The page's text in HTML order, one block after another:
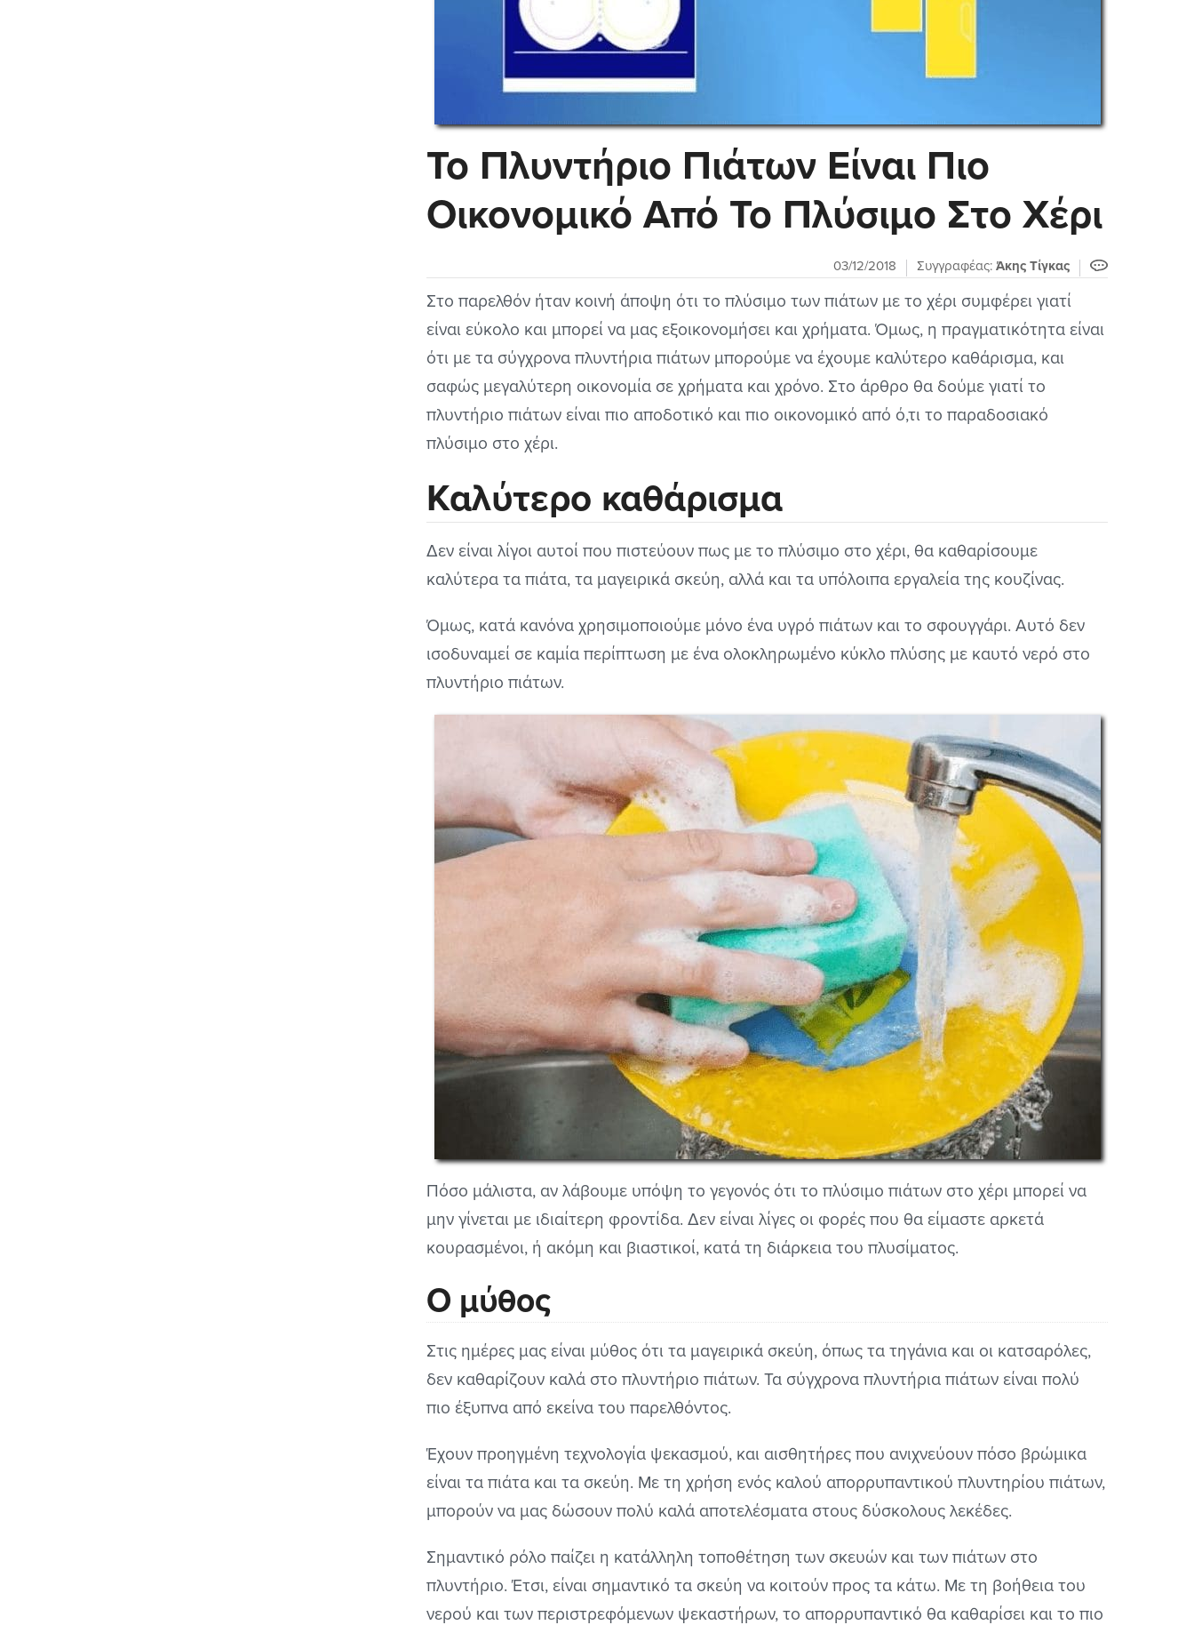
Το Πλυντήριο Πιάτων Είναι Πιο
Οικονομικό Από Το Πλύσιμο Στο Χέρι
03/12/2018 Συγγραφέας: Άκης Τίγκας
Στο παρελθόν ήταν κοινή άποψη ότι το πλύσιμο των πιάτων με το χέρι συμφέρει γιατί
είναι εύκολο και μπορεί να μας εξοικονομήσει και χρήματα. Όμως, η πραγματικότητα είναι
ότι με τα σύγχρονα πλυντήρια πιάτων μπορούμε να έχουμε καλύτερο καθάρισμα, και
σαφώς μεγαλύτερη οικονομία σε χρήματα και χρόνο. Στο άρθρο θα δούμε γιατί το
πλυντήριο πιάτων είναι πιο αποδοτικό και πιο οικονομικό από ό,τι το παραδοσιακό
πλύσιμο στο χέρι.
Καλύτερο καθάρισμα
Δεν είναι λίγοι αυτοί που πιστεύουν πως με το πλύσιμο στο χέρι, θα καθαρίσουμε
καλύτερα τα πιάτα, τα μαγειρικά σκεύη, αλλά και τα υπόλοιπα εργαλεία της κουζίνας.
Όμως, κατά κανόνα χρησιμοποιούμε μόνο ένα υγρό πιάτων και το σφουγγάρι. Αυτό δεν
ισοδυναμεί σε καμία περίπτωση με ένα ολοκληρωμένο κύκλο πλύσης με καυτό νερό στο
πλυντήριο πιάτων.
Πόσο μάλιστα, αν λάβουμε υπόψη το γεγονός ότι το πλύσιμο πιάτων στο χέρι μπορεί να
μην γίνεται με ιδιαίτερη φροντίδα. Δεν είναι λίγες οι φορές που θα είμαστε αρκετά
κουρασμένοι, ή ακόμη και βιαστικοί, κατά τη διάρκεια του πλυσίματος.
Ο μύθος
Στις ημέρες μας είναι μύθος ότι τα μαγειρικά σκεύη, όπως τα τηγάνια και οι κατσαρόλες,
δεν καθαρίζουν καλά στο πλυντήριο πιάτων. Τα σύγχρονα πλυντήρια πιάτων είναι πολύ
πιο έξυπνα από εκείνα του παρελθόντος.
Έχουν προηγμένη τεχνολογία ψεκασμού, και αισθητήρες που ανιχνεύουν πόσο βρώμικα
είναι τα πιάτα και τα σκεύη. Με τη χρήση ενός καλού απορρυπαντικού πλυντηρίου πιάτων,
μπορούν να μας δώσουν πολύ καλά αποτελέσματα στους δύσκολους λεκέδες.
Σημαντικό ρόλο παίζει η κατάλληλη τοποθέτηση των σκευών και των πιάτων στο
πλυντήριο. Έτσι, είναι σημαντικό τα σκεύη να κοιτούν προς τα κάτω. Με τη βοήθεια του
νερού και των περιστρεφόμενων ψεκαστήρων, το απορρυπαντικό θα καθαρίσει και το πιο